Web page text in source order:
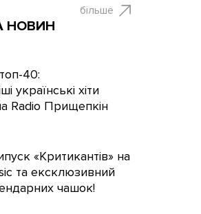
більше
НОВИН
40:
українські хіти
Radio Прищепкін
«Критикантів» на
та ексклюзивний
чашок!